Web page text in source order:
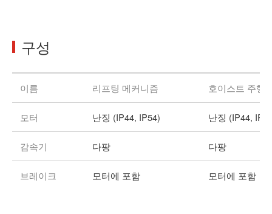
구성
이름 리프팅 메커니즘 호이스트 주행
모터 난징 (IP44, IP54) 난징 (IP44,
감속기 다팡 다팡
브레이크 모터에 포함 모터에 포함